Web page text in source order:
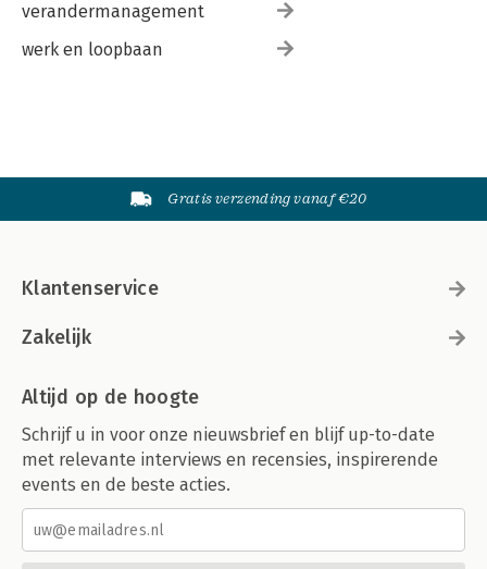
verandermanagement
werk en loopbaan
Gratis verzending vanaf €20
Klantenservice
Zakelijk
Altijd op de hoogte
Schrijf u in voor onze nieuwsbrief en blijf up-to-date
met relevante interviews en recensies, inspirerende
events en de beste acties.